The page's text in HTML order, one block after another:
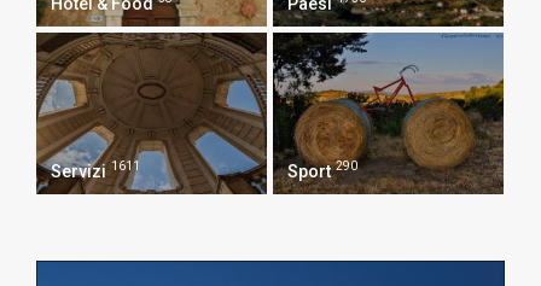
Hotel & Food Paesi
Servizi 1611 Sport 290